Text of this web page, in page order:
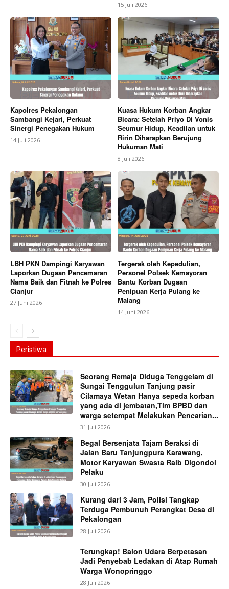
15 Juli 2026
Kapolres Pekalongan
Sambangi Kejari, Perkuat
Sinergi Penegakan Hukum
14 Juli 2026
Kuasa Hukum Korban Angkar
Bicara: Setelah Priyo Di Vonis
Seumur Hidup, Keadilan untuk
Ririn Diharapkan Berujung
Hukuman Mati
8 Juli 2026
LBH PKN Dampingi Karyawan
Laporkan Dugaan Pencemaran
Nama Baik dan Fitnah ke Polres
Cianjur
27 Juni 2026
Tergerak oleh Kepedulian,
Personel Polsek Kemayoran
Bantu Korban Dugaan
Penipuan Kerja Pulang ke
Malang
14 Juni 2026
Peristiwa
Seorang Remaja Diduga Tenggelam di
Sungai Tenggulun Tanjung pasir
Cilamaya Wetan Hanya sepeda korban
yang ada di jembatan,Tim BPBD dan
warga setempat Melakukan Pencarian...
31 Juli 2026
Begal Bersenjata Tajam Beraksi di
Jalan Baru Tanjungpura Karawang,
Motor Karyawan Swasta Raib Digondol
Pelaku
30 Juli 2026
Kurang dari 3 Jam, Polisi Tangkap
Terduga Pembunuh Perangkat Desa di
Pekalongan
28 Juli 2026
Terungkap! Balon Udara Berpetasan
Jadi Penyebab Ledakan di Atap Rumah
Warga Wonopringgo
28 Juli 2026